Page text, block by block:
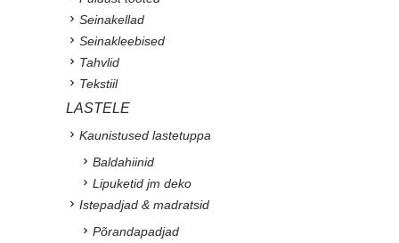
Seinakellad
Seinakleebised
Tahvlid
Tekstiil
LASTELE
Kaunistused lastetuppa
Baldahiinid
Lipuketid jm deko
Istepadjad & madratsid
Põrandapadjad